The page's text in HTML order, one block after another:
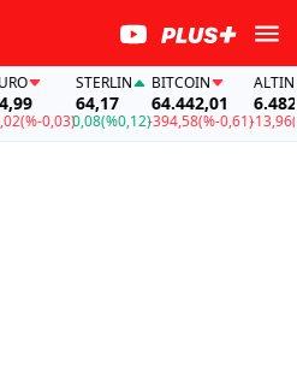
STERLIN
64,17
0,08(%0,12)
BITCOIN
64.442,01
-394,58(%-0,61)
ALTIN
6.482,13
-13,96(%-